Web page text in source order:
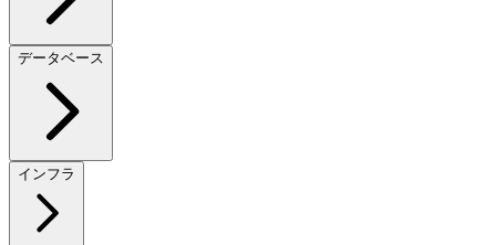
データベース
インフラ